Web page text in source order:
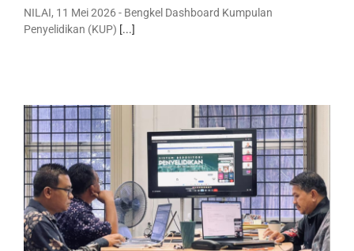
NILAI, 11 Mei 2026 - Bengkel Dashboard Kumpulan
Penyelidikan (KUP) [...]